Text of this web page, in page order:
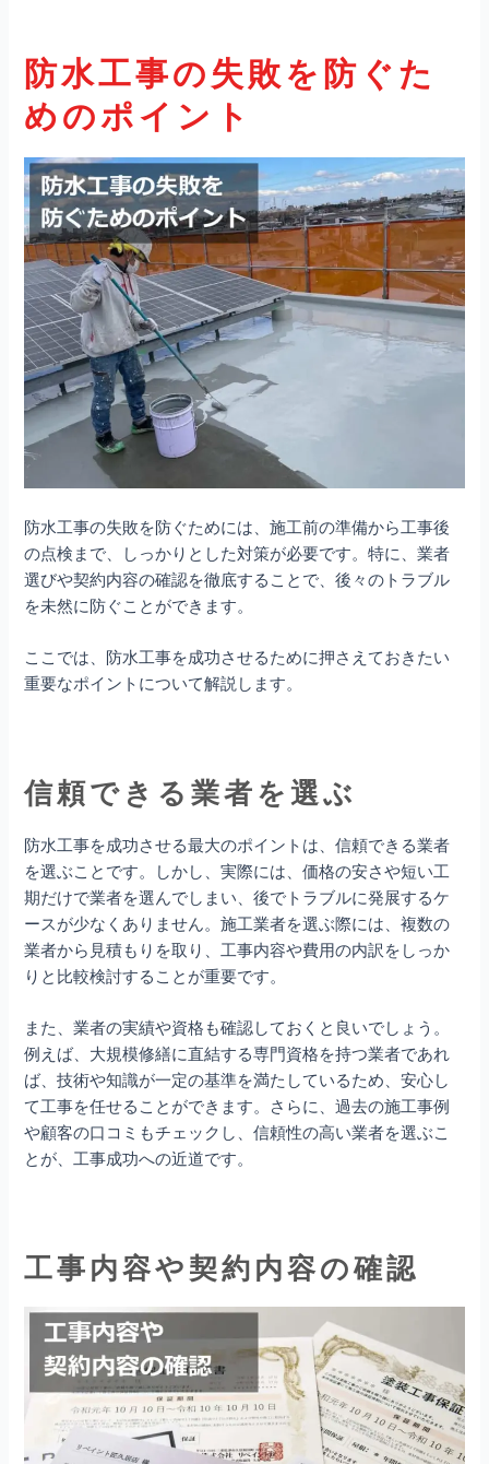
防水工事の失敗を防ぐた
めのポイント
防水工事の失敗を防ぐためには、施工前の準備から工事後
の点検まで、しっかりとした対策が必要です。特に、業者
選びや契約内容の確認を徹底することで、後々のトラブル
を未然に防ぐことができます。
ここでは、防水工事を成功させるために押さえておきたい
重要なポイントについて解説します。
信頼できる業者を選ぶ
防水工事を成功させる最大のポイントは、信頼できる業者
を選ぶことです。しかし、実際には、価格の安さや短い工
期だけで業者を選んでしまい、後でトラブルに発展するケ
ースが少なくありません。施工業者を選ぶ際には、複数の
業者から見積もりを取り、工事内容や費用の内訳をしっか
りと比較検討することが重要です。
また、業者の実績や資格も確認しておくと良いでしょう。
例えば、大規模修繕に直結する専門資格を持つ業者であれ
ば、技術や知識が一定の基準を満たしているため、安心し
て工事を任せることができます。さらに、過去の施工事例
や顧客の口コミもチェックし、信頼性の高い業者を選ぶこ
とが、工事成功への近道です。
工事内容や契約内容の確認